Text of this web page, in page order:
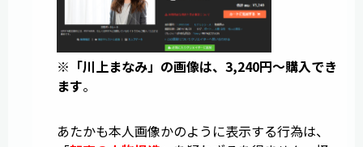
※ 「川上まなみ」の画像は、3,240円～購入でき
ます。
あたかも本人画像かのように表示する行為は、